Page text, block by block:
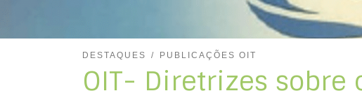
DESTAQUES PUBLICAÇÕES OIT
OIT- Diretrizes